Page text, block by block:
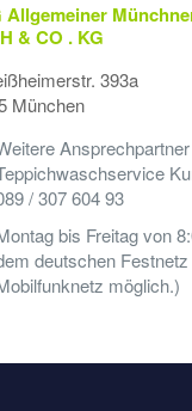
Allgemeiner
& CO . KG
393a
München
/ 307 604 93
bis Freitag von
deutschen
möglich.)